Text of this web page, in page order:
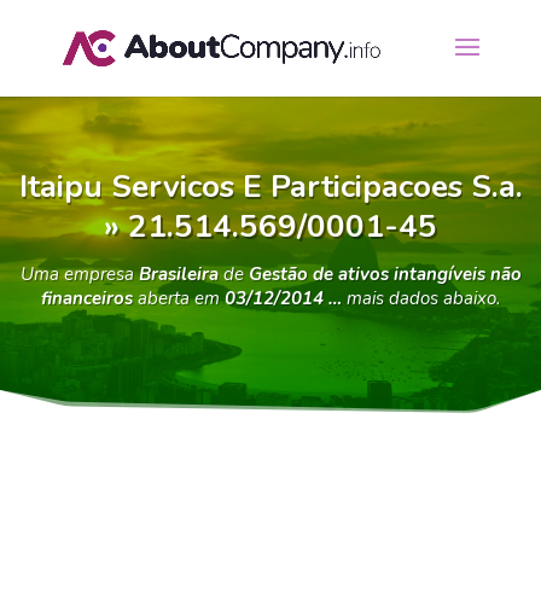
Itaipu Servicos E Participacoes S.a.
» 21.514.569/0001-45
Uma empresaBrasileiradeGestão de ativos intangíveis não
financeirosaberta em03/12/2014 … mais dados abaixo.